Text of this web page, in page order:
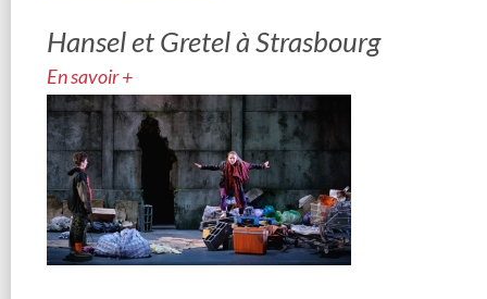
Hansel et Gretel à Strasbourg
En savoir +